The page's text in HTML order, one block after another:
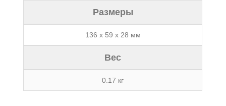
Размеры
136 х 59 х 28 мм
Вес
0.17 кг